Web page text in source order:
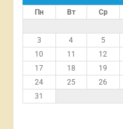
Пн Вт Ср
3
4 5
10
11 12
17
18 19
24
25 26
31